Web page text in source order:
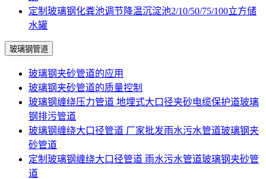
定制玻璃钢化粪池调节降温沉淀池2/10/50/75/100立方储
水罐
玻璃钢管道
玻璃钢夹砂管道的应用
玻璃钢夹砂管道的质量控制
玻璃钢缠绕压力管道 地埋式大口径夹砂电缆保护道玻璃
钢排污管道
玻璃钢缠绕大口径管道 厂家批发雨水污水管道玻璃钢夹
砂管道
定制玻璃钢缠绕大口径管道 雨水污水管道玻璃钢夹砂管
道